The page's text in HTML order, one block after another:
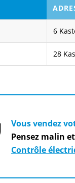
6
28
Vous vendez
Pensez malin
Contrôle